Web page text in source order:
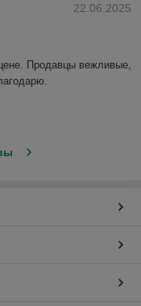
22.06.2025
Продавцы вежливые,